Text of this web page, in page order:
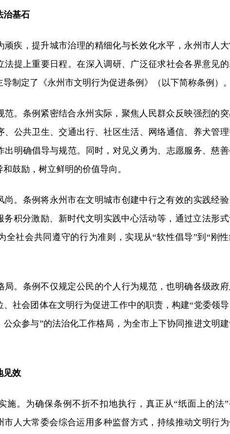
治基石
顽疾，提升城市治理的精细化与长效化水平，永州市人大
法提上重要日程。在深入调研、广泛征求社会各界意见
制定了《永州市文明行为促进条例》（以下简称条例）。
范。条例紧密结合永州实际，聚焦人民群众反映强烈的突
、公共卫生、交通出行、社区生活、网络通信、养犬管
出明确倡导与规范。同时，对见义勇为、志愿服务、慈
鼓励，树立鲜明的价值导向。
尚。条例将永州市在文明城市创建中行之有效的实践经验
务积分激励、新时代文明实践中心活动等，通过立法形
全社会共同遵守的行为准则，实现从“软性倡导”到“刚
局。条例不仅规定公民的个人行为规范，也明确各级政府
社会团体在文明行为促进工作中的职责，构建“党委领导
众参与”的法治化工作格局，为全市上下协同推进文明
见效
施。为确保条例不折不扣地执行，真正从“纸面上的法
市人大常委会综合运用多种监督方式，持续推动文明行为